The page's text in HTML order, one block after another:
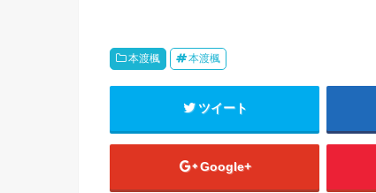
本渡楓 本渡楓
ツイート
Google+